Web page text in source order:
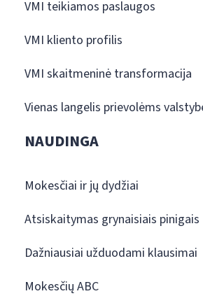
VMI teikiamos paslaugos
VMI kliento profilis
VMI skaitmeninė transformacija
Vienas langelis prievolėms
NAUDINGA
Mokesčiai ir jų dydžiai
Atsiskaitymas grynaisiais pinigais
Dažniausiai užduodami klausimai
Mokesčių ABC